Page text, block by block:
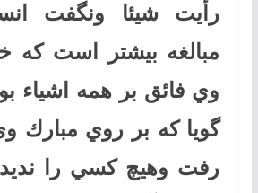
رأيت شيئا ونگفت
مبالغه بيشتر است
وي فائق بر همه اشياء
گويا كه بر روي مبارك
رفت وهيچ كسي را